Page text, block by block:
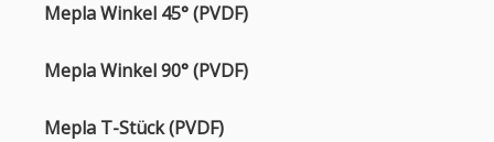
Mepla Winkel 45° (PVDF)
Mepla Winkel 90° (PVDF)
Mepla T-Stück (PVDF)